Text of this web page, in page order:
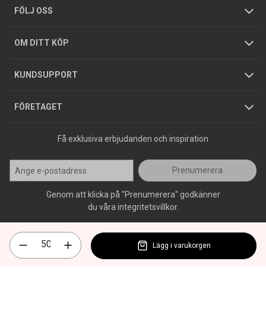
FÖLJ OSS
OM DITT KÖP
Integritetspolicy
GDPR
KUNDSUPPORT
Foldrar och kataloger
Köpguider
Varumärken
FÖRETAGET
Tjänster
Hållbarhet
Jobba hos oss
Press
Få exklusiva erbjudanden och inspiration
Prenumerera
Genom att klicka på "Prenumerera" godkänner
du våra integritetsvillkor.
Lägg i varukorgen